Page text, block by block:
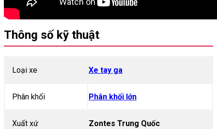
Thông số kỹ thuật
Loại xe Xe tay ga
Phân khối Phân khối lớn
Xuất xứ Zontes Trung Quốc